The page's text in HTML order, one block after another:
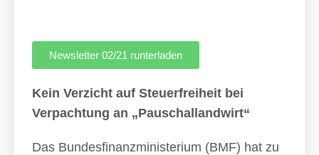
Newsletter 02/21 runterladen
Kein Verzicht auf Steuerfreiheit bei
Verpachtung an „Pauschallandwirt“
Das Bundesfinanzministerium (BMF) hat zu